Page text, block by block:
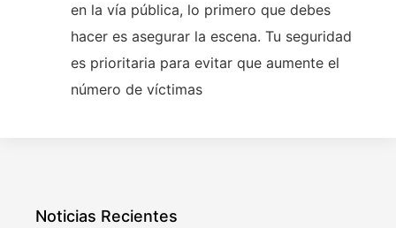
en la vía pública, lo primero que debes
hacer es asegurar la escena. Tu seguridad
es prioritaria para evitar que aumente el
número de víctimas
Noticias Recientes